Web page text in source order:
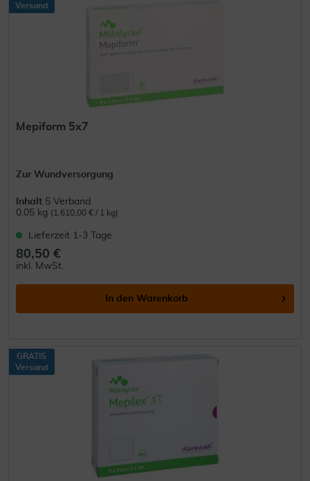
Versand
Mepiform 5x7
Zur Wundversorgung
Inhalt 5 Verband
0.05 kg (1.610,00 € / 1 kg)
Lieferzeit 1-3 Tage
80,50 €
inkl. MwSt.
In den Warenkorb
GRATIS
Versand